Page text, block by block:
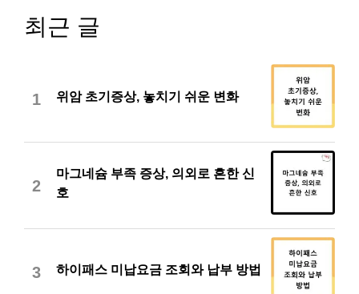
최근 글
1 위암 초기증상, 놓치기 쉬운 변화
2
마그네슘 부족 증상, 의외로 흔한 신
호
3 하이패스 미납요금 조회와 납부 방법